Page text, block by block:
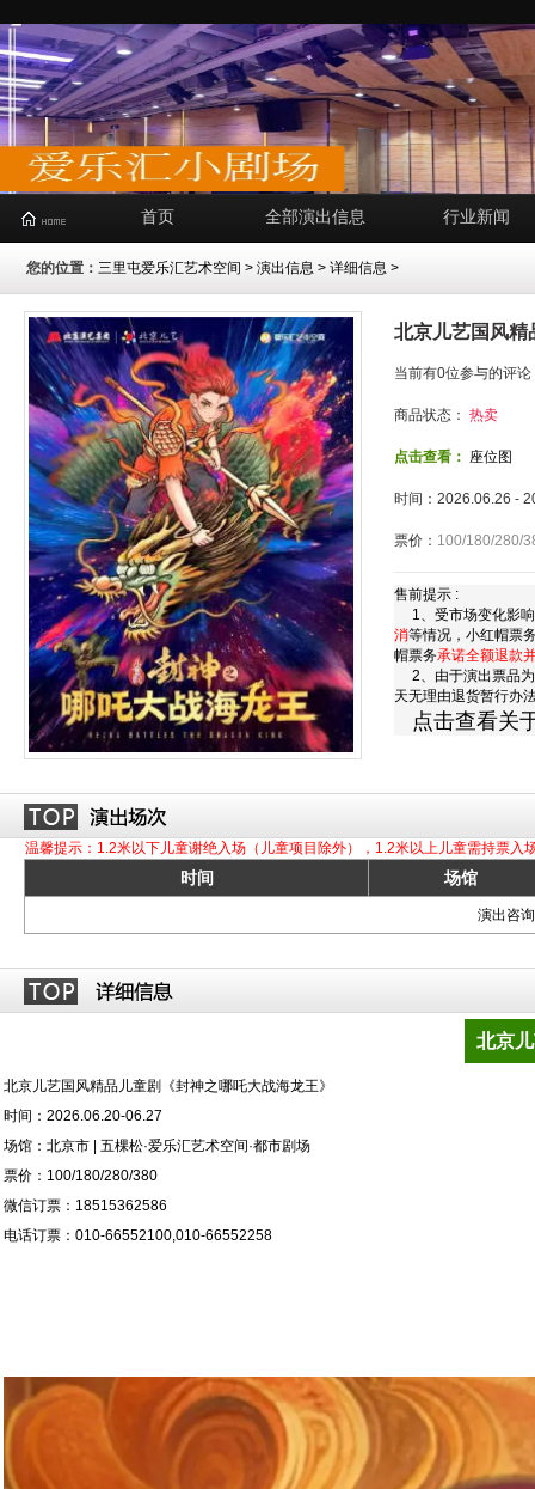
首页 全部演出信息 行业新闻
您的位置： 三里屯爱乐汇艺术空间 > 演出信息 > 详细信息 >
北京儿艺国风精
当前有0位参与的评论
商品状态： 热卖
点击查看： 座位图
时间：2026.06.26 -
票价： 100/180/280/
售前提示 :
1、受市场变化影响
消等情况，小红帽票
帽票务承诺全额退款
2、由于演出票品为
天无理由退货暂行办
点击查看关
温馨提示：1.2米以下儿童谢绝入场（儿童项目除外），1.2米以上儿童需持票入
时间 场馆
演出咨
北京
北京儿艺国风精品儿童剧《封神之哪吒大战海龙王》
时间：2026.06.20-06.27
场馆：北京市 | 五棵松·爱乐汇艺术空间·都市剧场
票价：100/180/280/380
微信订票：18515362586
电话订票：010-66552100,010-66552258